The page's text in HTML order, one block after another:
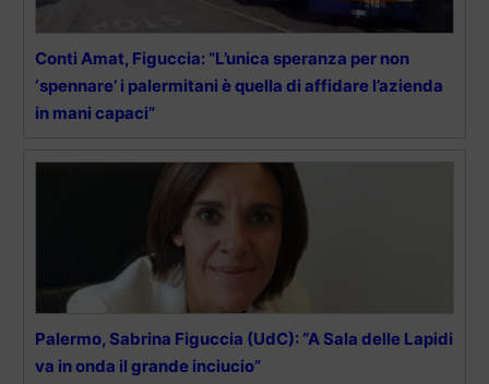
Conti Amat, Figuccia: “L’unica speranza per non
‘spennare’ i palermitani è quella di affidare l’azienda
in mani capaci”
Palermo, Sabrina Figuccia (UdC): “A Sala delle Lapidi
va in onda il grande inciucio”